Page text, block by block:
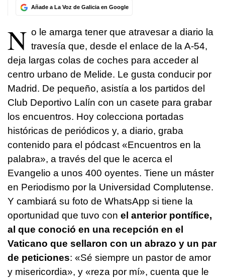
Añade a La Voz de Galicia en Google
N o le amarga tener que atravesar a diario la
travesía que, desde el enlace de la A-54,
deja largas colas de coches para acceder al
centro urbano de Melide. Le gusta conducir por
Madrid. De pequeño, asistía a los partidos del
Club Deportivo Lalín con un casete para grabar
los encuentros. Hoy colecciona portadas
históricas de periódicos y, a diario, graba
contenido para el pódcast «Encuentros en la
palabra», a través del que le acerca el
Evangelio a unos 400 oyentes. Tiene un máster
en Periodismo por la Universidad Complutense.
Y cambiará su foto de WhatsApp si tiene la
oportunidad que tuvo con el anterior pontífice,
al que conoció en una recepción en el
Vaticano que sellaron con un abrazo y un par
de peticiones: «Sé siempre un pastor de amor
y misericordia», y «reza por mí», cuenta que le